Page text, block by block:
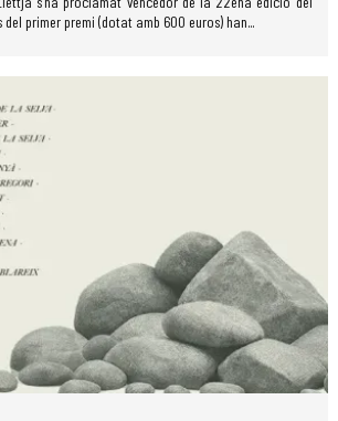
del primer premi (dotat amb 600 euros) han...